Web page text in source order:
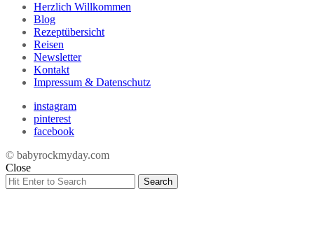
Herzlich Willkommen
Blog
Rezeptübersicht
Reisen
Newsletter
Kontakt
Impressum & Datenschutz
instagram
pinterest
facebook
© babyrockmyday.com
Close
Search
for:
Search